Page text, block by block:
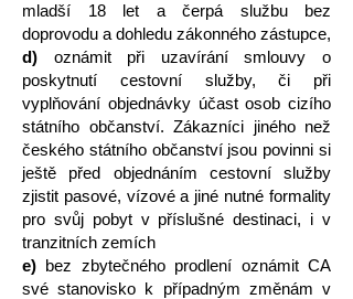
mladší 18 let a čerpá službu bez
doprovodu a dohledu zákonného zástupce,
d) oznámit při uzavírání smlouvy o
poskytnutí cestovní služby, či při
vyplňování objednávky účast osob cizího
státního občanství. Zákazníci jiného než
českého státního občanství jsou povinni si
ještě před objednáním cestovní služby
zjistit pasové, vízové a jiné nutné formality
pro svůj pobyt v příslušné destinaci, i v
tranzitních zemích
e) bez zbytečného prodlení oznámit CA
své stanovisko k případným změnám v